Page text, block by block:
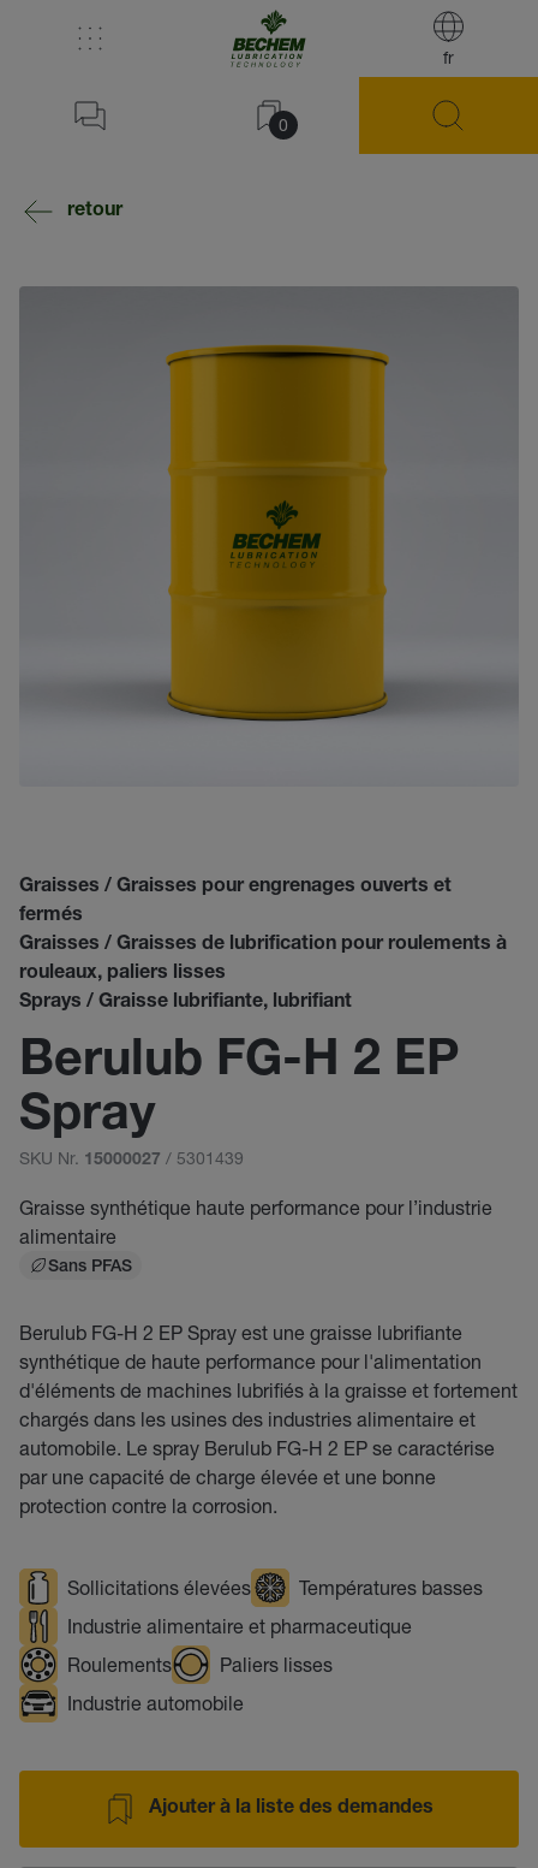
fr
0
retour
Graisses / Graisses pour engrenages ouverts et
fermés
Graisses / Graisses de lubrification pour roulements à
rouleaux, paliers lisses
Sprays / Graisse lubrifiante, lubrifiant
Berulub FG-H 2 EP
Spray
SKU Nr. 15000027 / 5301439
Graisse synthétique haute performance pour l’industrie
alimentaire
Sans PFAS
Berulub FG-H 2 EP Spray est une graisse lubrifiante
synthétique de haute performance pour l'alimentation
d'éléments de machines lubrifiés à la graisse et fortement
chargés dans les usines des industries alimentaire et
automobile. Le spray Berulub FG-H 2 EP se caractérise
par une capacité de charge élevée et une bonne
protection contre la corrosion.
Sollicitations élevées
Températures basses
Industrie alimentaire et pharmaceutique
Roulements
Paliers lisses
Industrie automobile
Ajouter à la liste des demandes